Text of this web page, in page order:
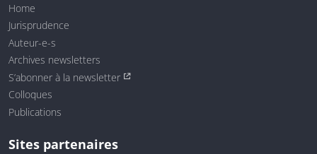
Home
Jurisprudence
Auteur-e-s
Archives newsletters
S’abonner à la newsletter
Colloques
Publications
Sites partenaires